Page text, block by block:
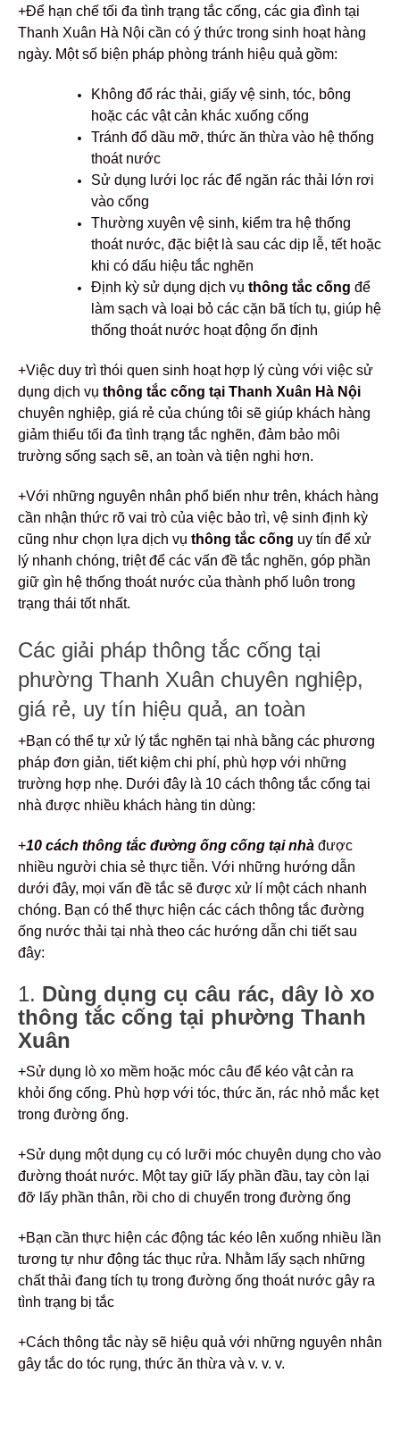
+Để hạn chế tối đa tình trạng tắc cống, các gia đình tại
Thanh Xuân Hà Nội cần có ý thức trong sinh hoạt hàng
ngày. Một số biện pháp phòng tránh hiệu quả gồm:
Không đổ rác thải, giấy vệ sinh, tóc, bông
hoặc các vật cản khác xuống cống
Tránh đổ dầu mỡ, thức ăn thừa vào hệ thống
thoát nước
Sử dụng lưới lọc rác để ngăn rác thải lớn rơi
vào cống
Thường xuyên vệ sinh, kiểm tra hệ thống
thoát nước, đặc biệt là sau các dịp lễ, tết hoặc
khi có dấu hiệu tắc nghẽn
Định kỳ sử dụng dịch vụ thông tắc cống để
làm sạch và loại bỏ các cặn bã tích tụ, giúp hệ
thống thoát nước hoạt động ổn định
+Việc duy trì thói quen sinh hoạt hợp lý cùng với việc sử
dụng dịch vụ thông tắc cống tại Thanh Xuân Hà Nội
chuyên nghiệp, giá rẻ của chúng tôi sẽ giúp khách hàng
giảm thiểu tối đa tình trạng tắc nghẽn, đảm bảo môi
trường sống sạch sẽ, an toàn và tiện nghi hơn.
+Với những nguyên nhân phổ biến như trên, khách hàng
cần nhận thức rõ vai trò của việc bảo trì, vệ sinh định kỳ
cũng như chọn lựa dịch vụ thông tắc cống uy tín để xử
lý nhanh chóng, triệt để các vấn đề tắc nghẽn, góp phần
giữ gìn hệ thống thoát nước của thành phố luôn trong
trạng thái tốt nhất.
Các giải pháp thông tắc cống tại
phường Thanh Xuân chuyên nghiệp,
giá rẻ, uy tín hiệu quả, an toàn
+Bạn có thể tự xử lý tắc nghẽn tại nhà bằng các phương
pháp đơn giản, tiết kiệm chi phí, phù hợp với những
trường hợp nhẹ. Dưới đây là 10 cách thông tắc cống tại
nhà được nhiều khách hàng tin dùng:
+10 cách thông tắc đường ống cống tại nhà được
nhiều người chia sẻ thực tiễn. Với những hướng dẫn
dưới đây, mọi vấn đề tắc sẽ được xử lí một cách nhanh
chóng. Bạn có thể thực hiện các cách thông tắc đường
ống nước thải tại nhà theo các hướng dẫn chi tiết sau
đây:
1. Dùng dụng cụ câu rác, dây lò xo
thông tắc cống tại phường Thanh
Xuân
+Sử dụng lò xo mềm hoặc móc câu để kéo vật cản ra
khỏi ống cống. Phù hợp với tóc, thức ăn, rác nhỏ mắc kẹt
trong đường ống.
+Sử dụng một dụng cụ có lưỡi móc chuyên dụng cho vào
đường thoát nước. Một tay giữ lấy phần đầu, tay còn lại
đỡ lấy phần thân, rồi cho di chuyển trong đường ống
+Bạn cần thực hiện các động tác kéo lên xuống nhiều lần
tương tự như động tác thục rửa. Nhằm lấy sạch những
chất thải đang tích tụ trong đường ống thoát nước gây ra
tình trạng bị tắc
+Cách thông tắc này sẽ hiệu quả với những nguyên nhân
gây tắc do tóc rụng, thức ăn thừa và v. v. v.